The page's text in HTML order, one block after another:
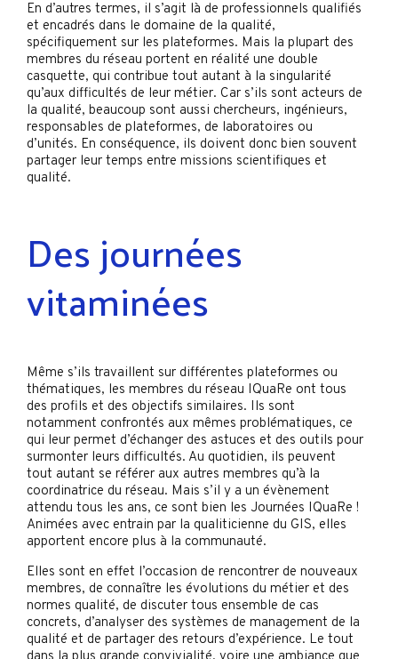
En d’autres termes, il s’agit là de professionnels qualifiés
et encadrés dans le domaine de la qualité,
spécifiquement sur les plateformes. Mais la plupart des
membres du réseau portent en réalité une double
casquette, qui contribue tout autant à la singularité
qu’aux difficultés de leur métier. Car s’ils sont acteurs de
la qualité, beaucoup sont aussi chercheurs, ingénieurs,
responsables de plateformes, de laboratoires ou
d’unités. En conséquence, ils doivent donc bien souvent
partager leur temps entre missions scientifiques et
qualité.
Des journées
vitaminées
Même s’ils travaillent sur différentes plateformes ou
thématiques, les membres du réseau IQuaRe ont tous
des profils et des objectifs similaires. Ils sont
notamment confrontés aux mêmes problématiques, ce
qui leur permet d’échanger des astuces et des outils pour
surmonter leurs difficultés. Au quotidien, ils peuvent
tout autant se référer aux autres membres qu’à la
coordinatrice du réseau. Mais s’il y a un évènement
attendu tous les ans, ce sont bien les Journées IQuaRe !
Animées avec entrain par la qualiticienne du GIS, elles
apportent encore plus à la communauté.
Elles sont en effet l’occasion de rencontrer de nouveaux
membres, de connaître les évolutions du métier et des
normes qualité, de discuter tous ensemble de cas
concrets, d’analyser des systèmes de management de la
qualité et de partager des retours d’expérience. Le tout